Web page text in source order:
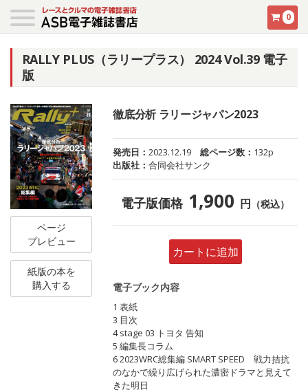
0
RALLY PLUS（ラリープラス） 2024 Vol.39 電子
版
ページ
プレビュー
紙版の本を
購入する
徹底分析 ラリージャパン2023
発売日：2023.12.19 総ページ数： 132p
出版社：合同会社サンク
電子版価格 1,900 円 （税込）
カートに追加
電子ブック内容
1 表紙
3 目次
4 stage 03 トヨタ 告知
5 編集長コラム
6 2023WRC総集編 SMART SPEED 戦力拮抗
のなかで繰り広げられた濃密ドラマと見えて
きた明日